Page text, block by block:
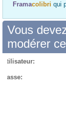
Framacolibri qui
Vous
modérer
passe: